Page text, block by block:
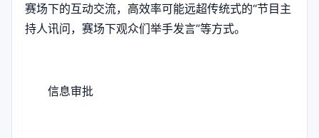
赛场下的互动交流，高效率可能远超传统式的“节目主
持人讯问，赛场下观众们举手发言”等方式。
信息审批